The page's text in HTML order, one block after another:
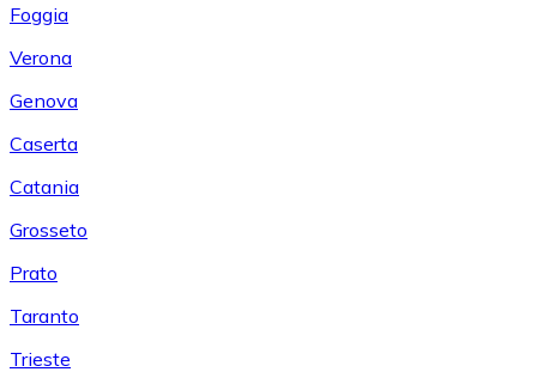
Foggia
Verona
Genova
Caserta
Catania
Grosseto
Prato
Taranto
Trieste